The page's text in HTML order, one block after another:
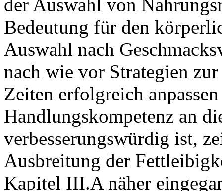
der Auswahl von
Bedeutung für den
Auswahl nach
nach wie vor Strategien
Zeiten erfolgreich
Handlungskompetenz an
verbesserungswürdig ist,
Ausbreitung der
Kapitel III.A näher